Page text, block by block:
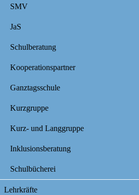
SMV
JaS
Schulberatung
Kooperationspartner
Ganztagsschule
Kurzgruppe
Kurz- und Langgruppe
Inklusionsberatung
Schulbücherei
Lehrkräfte